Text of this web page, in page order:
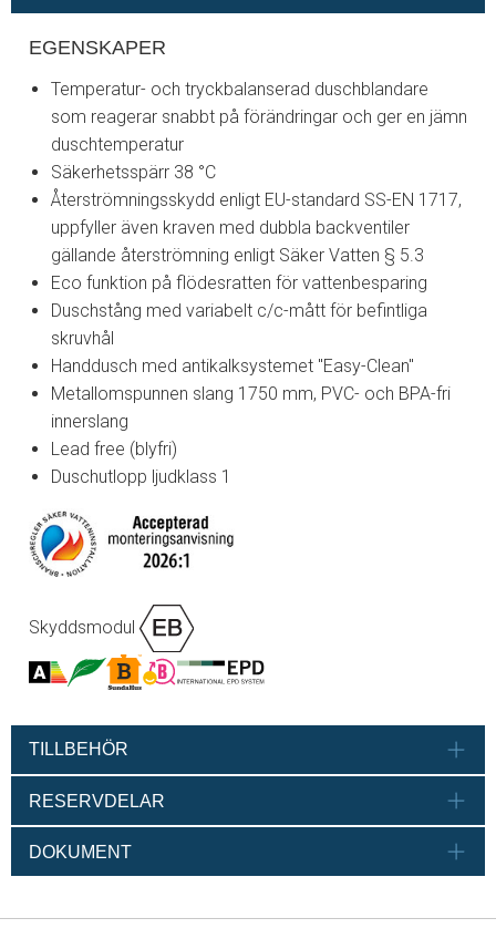
EGENSKAPER
Temperatur- och tryckbalanserad duschblandare
som reagerar snabbt på förändringar och ger en jämn
duschtemperatur
Säkerhetsspärr 38 °C
Återströmningsskydd enligt EU-standard SS-EN 1717,
uppfyller även kraven med dubbla backventiler
gällande återströmning enligt Säker Vatten § 5.3
Eco funktion på flödesratten för vattenbesparing
Duschstång med variabelt c/c-mått för befintliga
skruvhål
Handdusch med antikalksystemet "Easy-Clean"
Metallomspunnen slang 1750 mm, PVC- och BPA-fri
innerslang
Lead free (blyfri)
Duschutlopp ljudklass 1
Skyddsmodul
TILLBEHÖR
RESERVDELAR
DOKUMENT